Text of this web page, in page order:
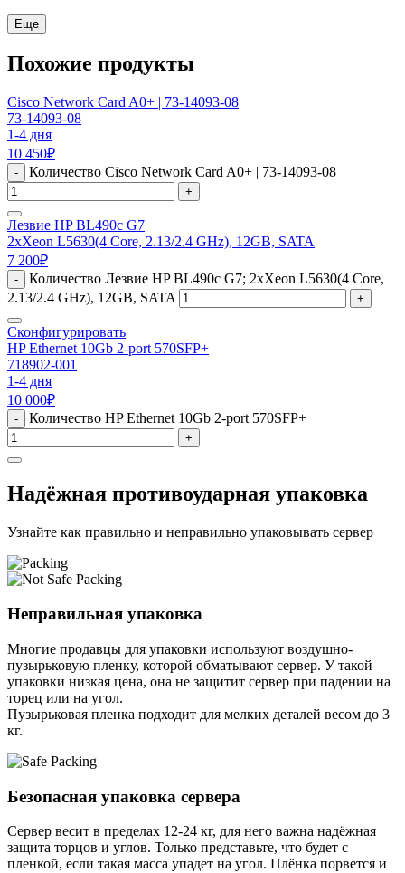
Еще
Похожие продукты
Cisco Network Card A0+ | 73-14093-08
73-14093-08
1-4 дня
10 450₽
- Количество Cisco Network Card A0+ | 73-14093-08
+
Лезвие HP BL490c G7
2xXeon L5630(4 Core, 2.13/2.4 GHz), 12GB, SATA
7 200₽
-
Количество Лезвие HP BL490c G7; 2xXeon L5630(4 Core,
2.13/2.4 GHz), 12GB, SATA
+
Сконфигурировать
HP Ethernet 10Gb 2-port 570SFP+
718902-001
1-4 дня
10 000₽
- Количество HP Ethernet 10Gb 2-port 570SFP+
+
Надёжная противоударная упаковка
Узнайте как правильно и неправильно упаковывать сервер
Неправильная упаковка
Многие продавцы для упаковки используют воздушно-
пузырьковую пленку, которой обматывают сервер. У такой
упаковки низкая цена, она не защитит сервер при падении на
торец или на угол.
Пузырьковая пленка подходит для мелких деталей весом до 3
кг.
Безопасная упаковка сервера
Сервер весит в пределах 12-24 кг, для него важна надёжная
защита торцов и углов. Только представьте, что будет с
пленкой, если такая масса упадет на угол. Плёнка порвется и